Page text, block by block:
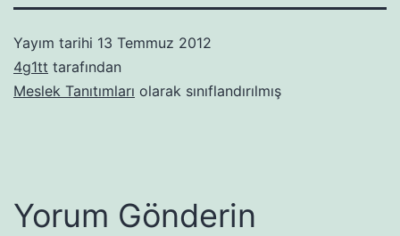
Yayım tarihi 13 Temmuz 2012
4g1tt tarafından
Meslek Tanıtımları olarak sınıflandırılmış
Yorum Gönderin